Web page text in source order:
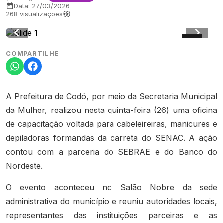
Data: 27/03/2026
268 visualizações
COMPARTILHE
A Prefeitura de Codó, por meio da Secretaria Municipal
da Mulher, realizou nesta quinta-feira (26) uma oficina
de capacitação voltada para cabeleireiras, manicures e
depiladoras formandas da carreta do SENAC. A ação
contou com a parceria do SEBRAE e do Banco do
Nordeste.
O evento aconteceu no Salão Nobre da sede
administrativa do município e reuniu autoridades locais,
representantes das instituições parceiras e as